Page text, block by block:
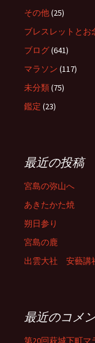
その他(25)
ブレスレットとお
ブログ(641)
マラソン (117)
未分類(75)
鑑定 (23)
最近の投稿
宮島の弥山へ
あきたかた焼
朔日参り
宮島の鹿
出雲大社 安藝講
最近のコメ
第20回萩城下町マ